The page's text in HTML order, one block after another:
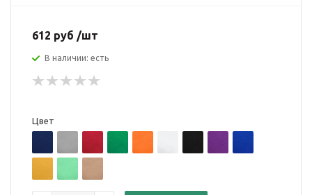
612 руб /шт
В наличии: есть
Цвет